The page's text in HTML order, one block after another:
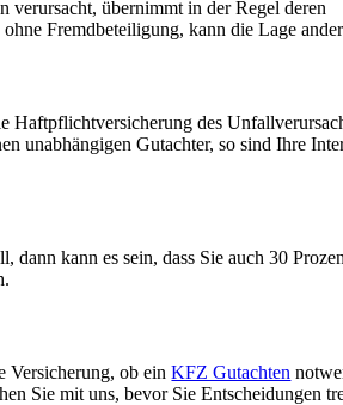
verursacht, übernimmt in der Regel deren
Fremdbeteiligung, kann die Lage
Haftpflichtversicherung des
unabhängigen Gutachter, so sind Ihre
dann kann es sein, dass Sie auch 30
Versicherung, ob einKFZ Gutachten
Sie mit uns, bevor Sie Entscheidungen